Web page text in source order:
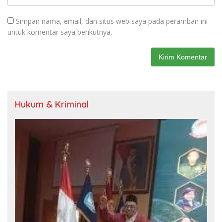
Simpan nama, email, dan situs web saya pada peramban ini
untuk komentar saya berikutnya.
Hukum & Kriminal